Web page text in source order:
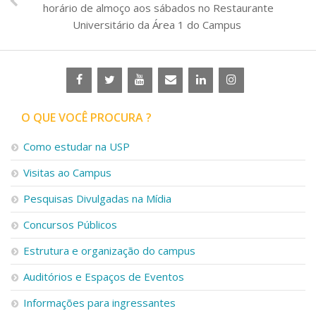
horário de almoço aos sábados no Restaurante
Universitário da Área 1 do Campus
O QUE VOCÊ PROCURA ?
Como estudar na USP
Visitas ao Campus
Pesquisas Divulgadas na Mídia
Concursos Públicos
Estrutura e organização do campus
Auditórios e Espaços de Eventos
Informações para ingressantes